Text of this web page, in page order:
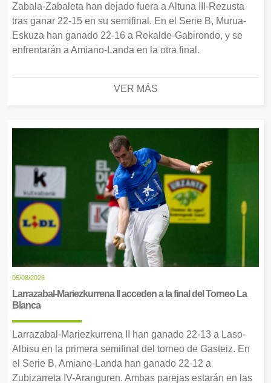
Zabala-Zabaleta han dejado fuera a Altuna III-Rezusta
tras ganar 22-15 en su semifinal. En el Serie B, Murua-
Eskuza han ganado 22-16 a Rekalde-Gabirondo, y se
enfrentarán a Amiano-Landa en la otra final.
VER MÁS
05/08/2026
Larrazabal-Mariezkurrena II acceden a la final del Torneo La
Blanca
Larrazabal-Mariezkurrena II han ganado 22-13 a Laso-
Albisu en la primera semifinal del torneo de Gasteiz. En
el Serie B, Amiano-Landa han ganado 22-12 a
Zubizarreta IV-Aranguren. Ambas parejas estarán en las